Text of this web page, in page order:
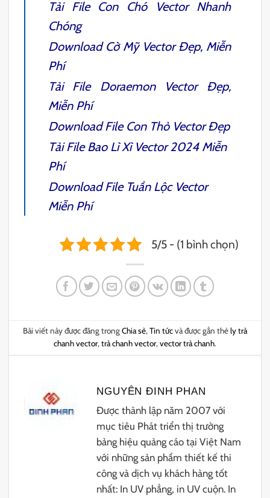
Tải File Con Chó VectorNhanh
Chóng
Download Cờ Mỹ VectorĐẹp, Miễn
Phí
Tải File Doraemon VectorĐẹp,
Miễn Phí
Download File Con Thỏ VectorĐẹp
Tải FileBao Lì Xì Vector2024 Miễn
Phí
Download File Tuần Lộc Vector
Miễn Phí
5/5 - (1 bình chọn)
Bài viết này được đăng trongChia sẻ,Tin tứcvà được gắn thẻly trà
chanh vector,trà chanh vector,vector trà chanh.
NGUYÊN ĐINH PHAN
Được thành lập năm 2007 với
mục tiêu Phát triển thị trường
bảng hiệu quảng cáo tại Việt Nam
với những sản phẩm thiết kế thi
công và dịch vụ khách hàng tốt
nhất: In UV phẳng, in UV cuộn. In